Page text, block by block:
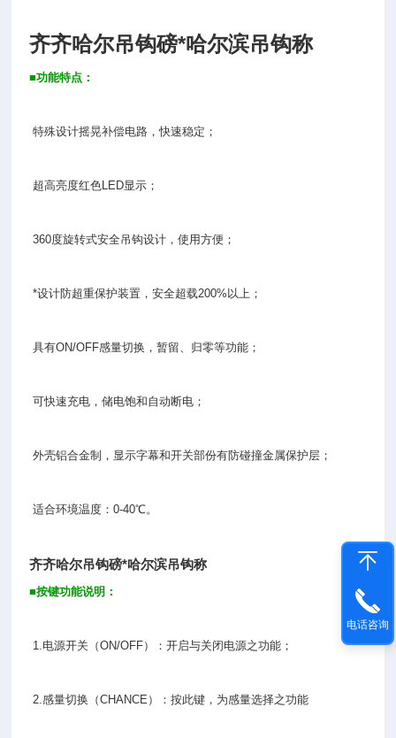
齐齐哈尔吊钩磅*哈尔滨吊钩称
■功能特点：
特殊设计摇晃补偿电路，快速稳定；
超高亮度红色LED显示；
360度旋转式安全吊钩设计，使用方便；
*设计防超重保护装置，安全超载200%以上；
具有ON/OFF感量切换，暂留、归零等功能；
可快速充电，储电饱和自动断电；
外壳铝合金制，显示字幕和开关部份有防碰撞金属保护层；
适合环境温度：0-40℃。
齐齐哈尔吊钩磅*哈尔滨吊钩称
■按键功能说明：
1.电源开关（ON/OFF）：开启与关闭电源之功能；
2.感量切换（CHANCE）：按此键，为感量选择之功能
电话咨询